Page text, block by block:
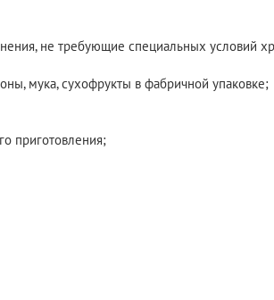
не требующие специальных условий
мука, сухофрукты в фабричной упаковке;
приготовления;